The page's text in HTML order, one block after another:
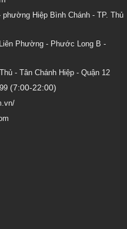
Hiệp Bình Chánh - TP. Thủ
Phường - Phước Long B -
- Tân Chánh Hiệp - Quận 12
(7:00-22:00)